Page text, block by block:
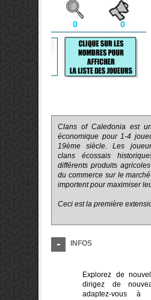
0 0
Clans of Caledonia est
économique pour 1-4
19ème siècle. Les
clans écossais
différents produits
du commerce sur le
importent pour maximiser
Ceci est la première
INFOS
Explorez de
dirigez de
adaptez-vous à